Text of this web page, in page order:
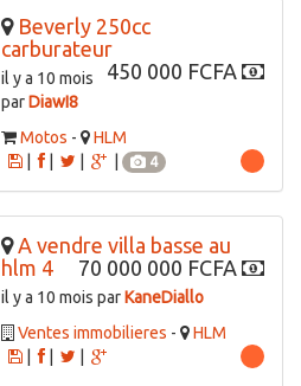
Beverly 250cc
carburateur
450 000 FCFA
il y a 10 mois
parDiawI8
Motos -
HLM
|
4
A vendre villa basse au
hlm 4
70 000 000 FCFA
il y a 10 mois parKaneDiallo
Ventes immobilieres -
HLM
|